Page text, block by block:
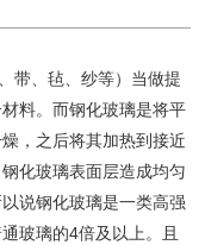
带、毡、纱等）当做提
料。而钢化玻璃是将平
，之后将其加热到接近
化玻璃表面层造成均匀
说钢化玻璃是一类高强
玻璃的4倍及以上。且